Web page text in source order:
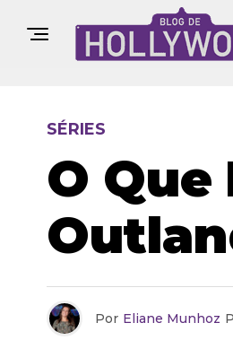
SÉRIES
O Que
Por Eliane Munhoz